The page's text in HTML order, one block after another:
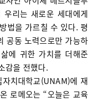
리는 새로운 세대에게
법을 가르칠 수 있다. 평
공동 노력으로만 가능하
에 귀한 가치를 더해준
감을 전했다.
치대학교(UNAM)에 재
로메오는 “오늘은 교육